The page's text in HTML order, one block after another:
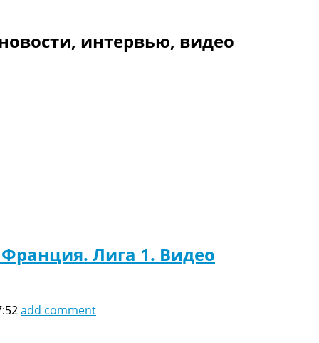
интервью, видео
Лига 1. Видео
add comment